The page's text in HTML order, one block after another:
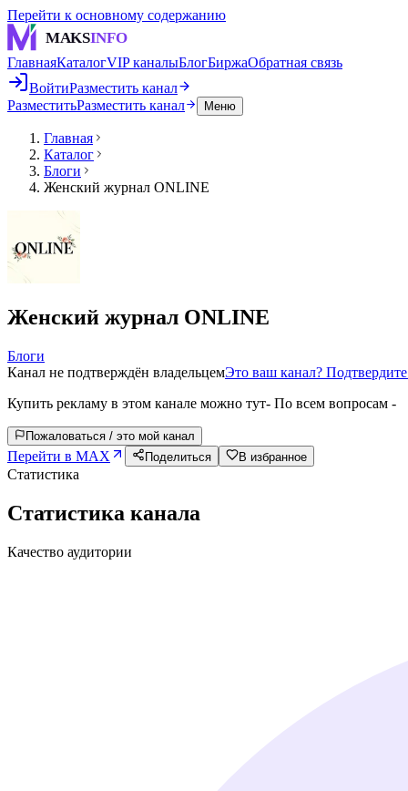
Перейти к основному содержанию
MAKSINFO
ГлавнаяКаталогVIP каналыБлогБиржаОбратная связь
ВойтиРазместить канал
РазместитьРазместить канал Меню
Главная
Каталог
Блоги
Женский журнал ONLINE
Женский журнал ONLINE
Блоги
Канал не подтверждён владельцемЭто ваш канал?
Купить рекламу в этом канале можно тут- По всем вопросам -
Пожаловаться / это мой канал
Перейти в MAX Поделиться В избранное
Статистика
Статистика канала
Качество аудитории